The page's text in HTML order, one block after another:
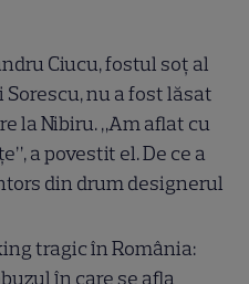
Ciucu, fostul soț al
nu a fost lăsat
la Nibiru. „Am aflat cu
a povestit el. De ce a
din drum designerul
tragic în România:
în care se afla